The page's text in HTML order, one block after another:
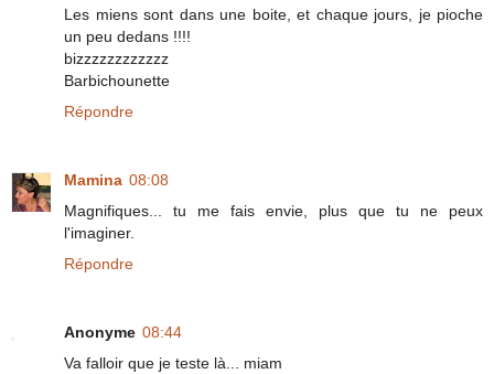
Les miens sont dans une boite, et chaque jours, je pioche
un peu dedans !!!!
bizzzzzzzzzzzz
Barbichounette
Répondre
Mamina 08:08
Magnifiques... tu me fais envie, plus que tu ne peux
l'imaginer.
Répondre
Anonyme 08:44
Va falloir que je teste là... miam